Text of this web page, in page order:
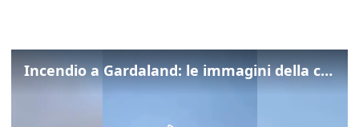
Incendio a Gardaland: le immagini della colonna di fumo